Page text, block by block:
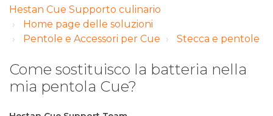
Hestan Cue Supporto culinario
Home page delle soluzioni
Pentole e Accessori per Cue
Stecca e pentole
Come sostituisco la batteria nella
mia pentola Cue?